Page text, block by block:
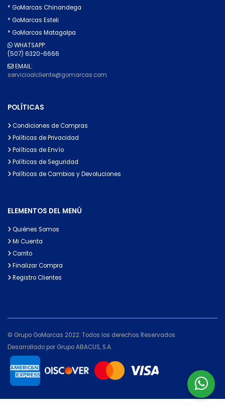
* GoMarcas Chinandega
* GoMarcas Esteli
* GoMarcas Matagalpa
WHATSAPP:
(507) 6320-6666
EMAIL:
servicioalcliente@gomarcas.com
POLÍTICAS
Condiciones de Compras
Políticas de Privacidad
Políticas de Envío
Políticas de Seguridad
Políticas de Cambios y Devoluciones
ELEMENTOS DEL MENÚ
Quiénes Somos
Mi Cuenta
Carrito
Finalizar Compra
Registro Clientes
© Grupo GoMarcas 2022. Todos los derechos Reservados
Desarrollado por Grupo ABACUS, S.A.